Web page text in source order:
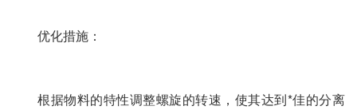
优化措施：
根据物料的特性调整螺旋的转速，使其达到*佳的分离